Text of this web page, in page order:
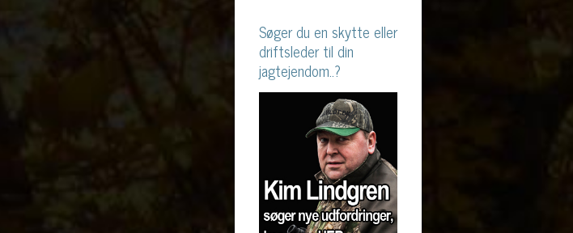
Søger du en skytte eller
driftsleder til din
jagtejendom..?